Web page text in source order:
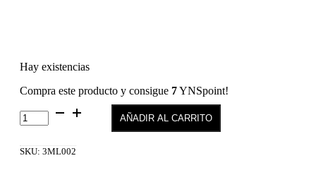
Hay existencias
Compra este producto y consigue 7YNSpoint!
Passionate
Creamy
Lipstick
AÑADIR AL CARRITO
SKU: 3ML002